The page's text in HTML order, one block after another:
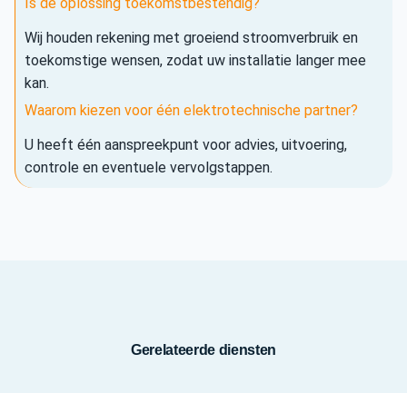
Wij houden rekening met groeiend stroomverbruik en
toekomstige wensen, zodat uw installatie langer mee
kan.
Waarom kiezen voor één elektrotechnische partner?
U heeft één aanspreekpunt voor advies, uitvoering,
controle en eventuele vervolgstappen.
Gerelateerde diensten